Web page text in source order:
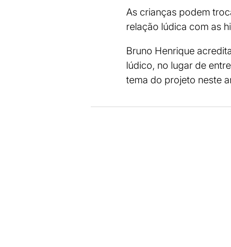
As crianças podem
relação lúdica com as
Bruno Henrique
lúdico, no lugar de
tema do projeto neste